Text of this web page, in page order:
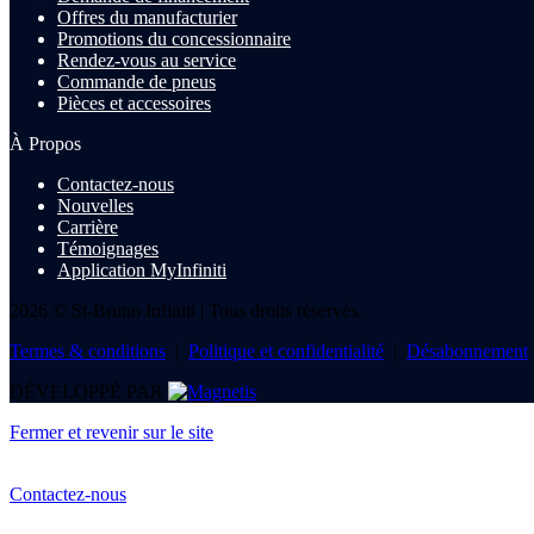
Offres du manufacturier
Promotions du concessionnaire
Rendez-vous au service
Commande de pneus
Pièces et accessoires
À Propos
Contactez-nous
Nouvelles
Carrière
Témoignages
Application MyInfiniti
2026 © St-Bruno Infiniti | Tous droits réservés.
Termes & conditions | Politique et confidentialité | Désabonnement
DÉVELOPPÉ PAR
Fermer et revenir sur le site
Contactez-nous